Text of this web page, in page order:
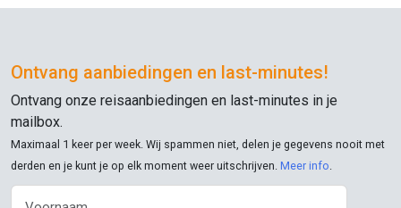
De hotels waren prima en voldeden aan onze
Een groot pluspunt van deze reis was de groep. We hadden
gedurende de hele reis uitstekend was. Dat maakte de
ervaring nóg leuker.
De absolute uitblinker was echter onze reisleider en gids
Trie Bawono. Hij verdient zonder twijfel een dikke 10. Trie
Ontvang aanbiedingen en last-minutes!
Ontvang onze reisaanbiedingen en last-minutes in je
mailbox.
Maximaal 1 keer per week. Wij spammen niet, delen je gegevens nooit met
derden en je kunt je op elk moment weer uitschrijven. Meer info